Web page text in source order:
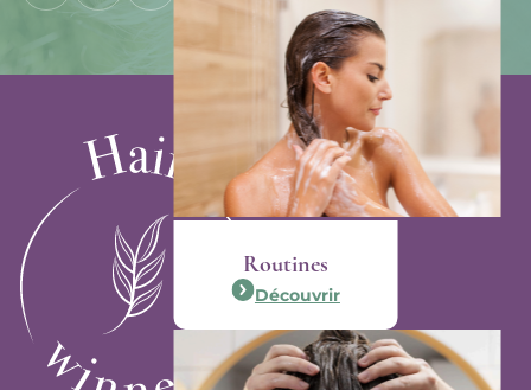
Routines
Découvrir